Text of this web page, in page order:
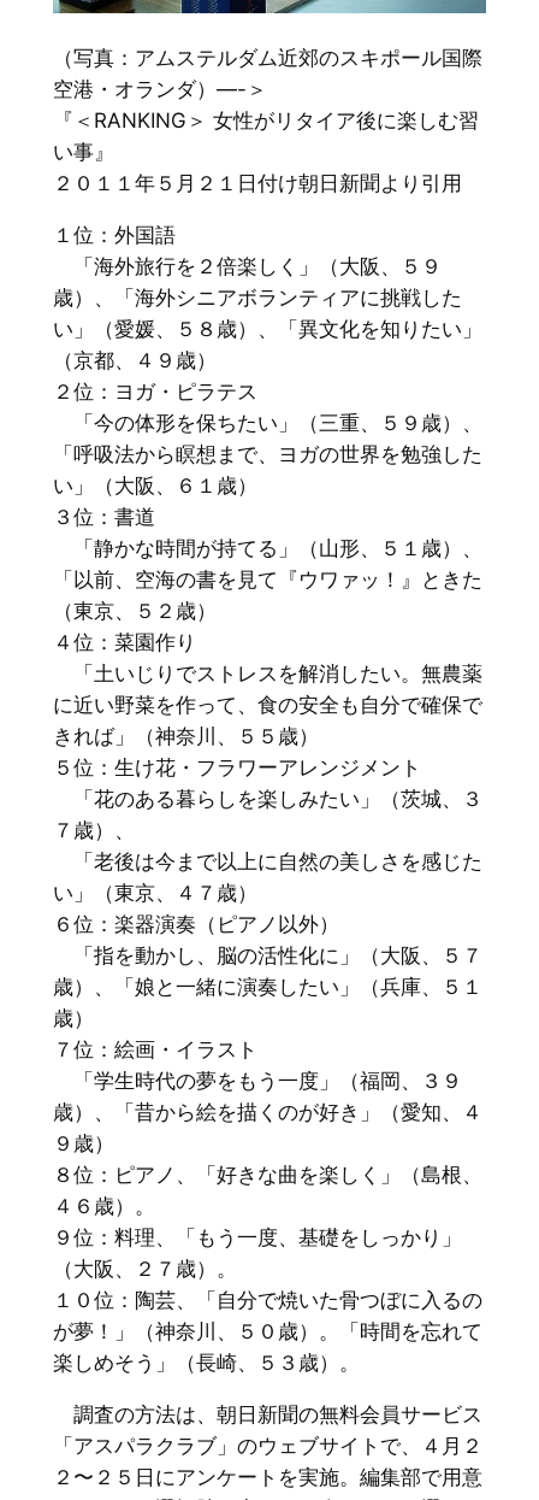
（写真：アムステルダム近郊のスキポール国際
空港・オランダ）—-＞
『＜RANKING＞ 女性がリタイア後に楽しむ習
い事』
２０１１年５月２１日付け朝日新聞より引用
１位：外国語
「海外旅行を２倍楽しく」（大阪、５９
歳）、「海外シニアボランティアに挑戦した
い」（愛媛、５８歳）、「異文化を知りたい」
（京都、４９歳）
２位：ヨガ・ピラテス
「今の体形を保ちたい」（三重、５９歳）、
「呼吸法から瞑想まで、ヨガの世界を勉強した
い」（大阪、６１歳）
３位：書道
「静かな時間が持てる」（山形、５１歳）、
「以前、空海の書を見て『ウワァッ！』ときた
（東京、５２歳）
４位：菜園作り
「土いじりでストレスを解消したい。無農薬
に近い野菜を作って、食の安全も自分で確保で
きれば」（神奈川、５５歳）
５位：生け花・フラワーアレンジメント
「花のある暮らしを楽しみたい」（茨城、３
７歳）、
「老後は今まで以上に自然の美しさを感じた
い」（東京、４７歳）
６位：楽器演奏（ピアノ以外）
「指を動かし、脳の活性化に」（大阪、５７
歳）、「娘と一緒に演奏したい」（兵庫、５１
歳）
７位：絵画・イラスト
「学生時代の夢をもう一度」（福岡、３９
歳）、「昔から絵を描くのが好き」（愛知、４
９歳）
８位：ピアノ、「好きな曲を楽しく」（島根、
４６歳）。
９位：料理、「もう一度、基礎をしっかり」
（大阪、２７歳）。
１０位：陶芸、「自分で焼いた骨つぼに入るの
が夢！」（神奈川、５０歳）。「時間を忘れて
楽しめそう」（長崎、５３歳）。
調査の方法は、朝日新聞の無料会員サービス
「アスパラクラブ」のウェブサイトで、４月２
２〜２５日にアンケートを実施。編集部で用意